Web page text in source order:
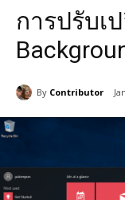
การปรับเ
By Contributor